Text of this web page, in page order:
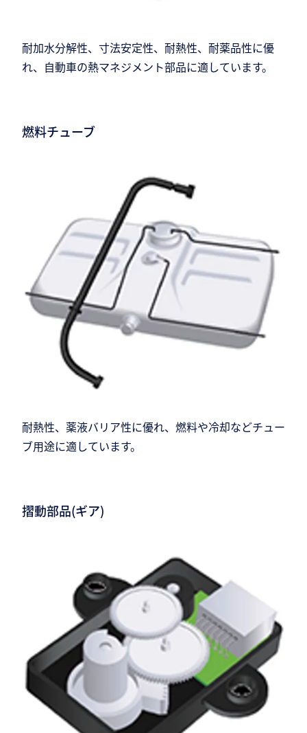
耐加水分解性、寸法安定性、耐熱性、耐薬品性に優
れ、自動車の熱マネジメント部品に適しています。
燃料チューブ
耐熱性、薬液バリア性に優れ、燃料や冷却などチュー
ブ用途に適しています。
摺動部品(ギア)